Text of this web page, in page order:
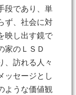
段であり、単
ず、社会に対
映し出す鏡で
家のＬＳＤ
、訪れる人々
ッセージとし
ような価値観